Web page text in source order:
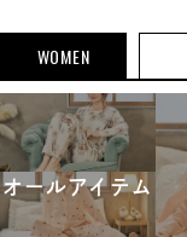
WOMEN
オールアイテム